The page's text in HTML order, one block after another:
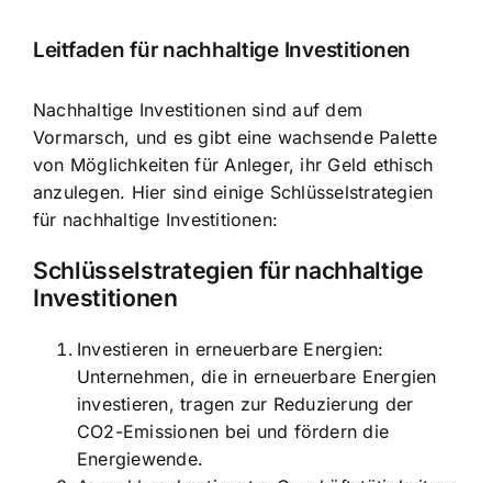
Leitfaden für nachhaltige Investitionen
Nachhaltige Investitionen sind auf dem
Vormarsch, und es gibt eine wachsende Palette
von Möglichkeiten für Anleger, ihr Geld ethisch
anzulegen. Hier sind einige Schlüsselstrategien
für nachhaltige Investitionen:
Schlüsselstrategien für nachhaltige
Investitionen
Investieren in erneuerbare Energien:
Unternehmen, die in erneuerbare Energien
investieren, tragen zur Reduzierung der
CO2-Emissionen bei und fördern die
Energiewende.